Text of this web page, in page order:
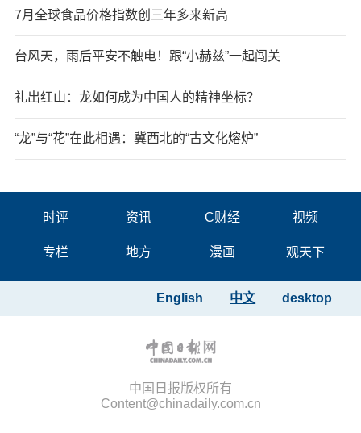
7月全球食品价格指数创三年多来新高
台风天，雨后平安不触电！跟“小赫兹”一起闯关
礼出红山：龙如何成为中国人的精神坐标？
“龙”与“花”在此相遇：冀西北的“古文化熔炉”
时评 资讯 C财经 视频
专栏 地方 漫画 观天下
desktop
中文
English
中国日报版权所有
Content@chinadaily.com.cn